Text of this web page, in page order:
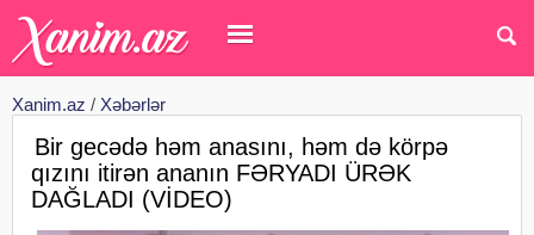
Xanim.az / Xəbərlər
Bir gecədə həm anasını, həm də körpə
qızını itirən ananın FƏRYADI ÜRƏK
DAĞLADI (VİDEO)